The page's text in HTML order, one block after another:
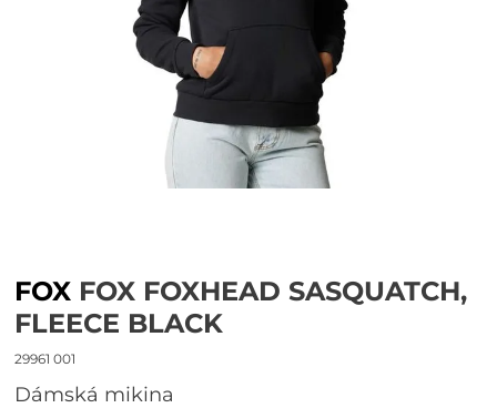
FOX FOX FOXHEAD SASQUATCH,
FLEECE BLACK
29961 001
dámská mikina